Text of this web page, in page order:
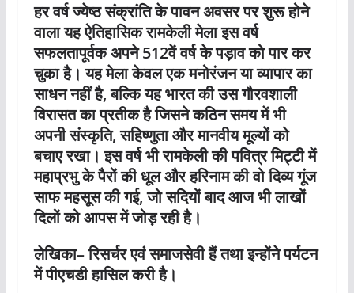
हर वर्ष ज्येष्ठ संक्रांति के पावन अवसर पर शुरू होने
वाला यह ऐतिहासिक रामकेली मेला इस वर्ष
सफलतापूर्वक अपने 512वें वर्ष के पड़ाव को पार कर
चुका है। यह मेला केवल एक मनोरंजन या व्यापार का
साधन नहीं है, बल्कि यह भारत की उस गौरवशाली
विरासत का प्रतीक है जिसने कठिन समय में भी
अपनी संस्कृति, सहिष्णुता और मानवीय मूल्यों को
बचाए रखा। इस वर्ष भी रामकेली की पवित्र मिट्टी में
महाप्रभु के पैरों की धूल और हरिनाम की वो दिव्य गूंज
साफ महसूस की गई, जो सदियों बाद आज भी लाखों
दिलों को आपस में जोड़ रही है।
लेखिका– रिसर्चर एवं समाजसेवी हैं तथा इन्होंने पर्यटन
में पीएचडी हासिल करी है।